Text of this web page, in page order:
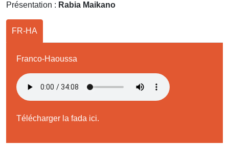
Présentation : Rabia Maikano
FR-HA
Franco-Haoussa
Télécharger la fada ici.